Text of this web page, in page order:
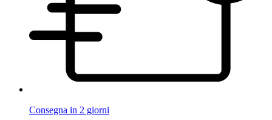
Consegna in 2 giorni